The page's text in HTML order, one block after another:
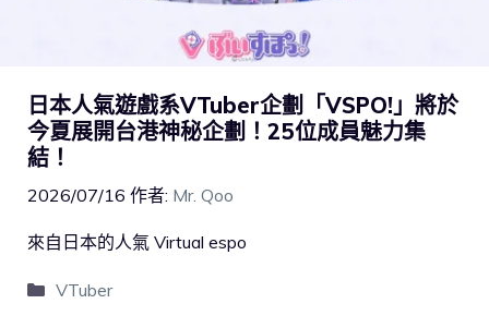
日本人氣遊戲系VTuber企劃「VSPO!」將於
今夏展開台港神秘企劃！25位成員魅力集
結！
2026/07/16 作者: Mr. Qoo
來自日本的人氣 Virtual espo
VTuber